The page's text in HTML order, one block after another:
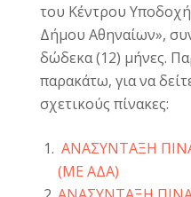
του Κέντρου
Δήμου Αθηναίων»,
δώδεκα (12) μήνες.
παρακάτω, για να
σχετικούς πίνακες:
ΑΝΑΣΥΝΤΑΞΗ
(ΜΕ ΑΔΑ)